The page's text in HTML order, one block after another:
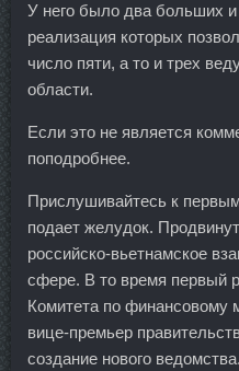
У него было два больших и
реализация которых
число пяти, а то и трех
области.
Если это не является
поподробнее.
Прислушивайтесь к
подает желудок.
российско-вьетнамское
сфере. В то время первый
Комитета по финансовому
вице-премьер
создание нового